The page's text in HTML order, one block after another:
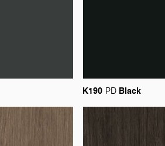
K190 PD Black